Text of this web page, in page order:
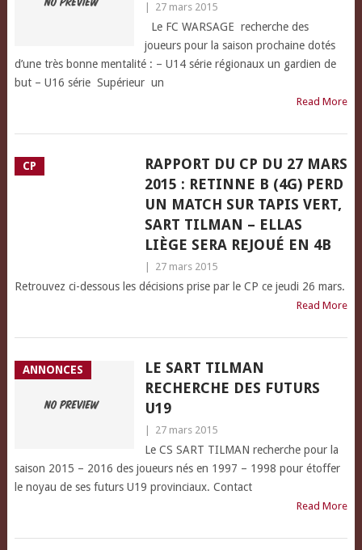
27 mars 2015
Le FC WARSAGE recherche des
joueurs pour la saison prochaine dotés
d’une très bonne mentalité : – U14 série régionaux un gardien de
but – U16 série Supérieur un
Read More
CP
RAPPORT DU CP DU 27 MARS
2015 : RETINNE B (4G) PERD
UN MATCH SUR TAPIS VERT,
SART TILMAN – ELLAS
LIÈGE SERA REJOUÉ EN 4B
27 mars 2015
Retrouvez ci-dessous les décisions prise par le CP ce jeudi 26 mars.
Read More
ANNONCES
LE SART TILMAN
RECHERCHE DES FUTURS
U19
27 mars 2015
Le CS SART TILMAN recherche pour la
saison 2015 – 2016 des joueurs nés en 1997 – 1998 pour étoffer
le noyau de ses futurs U19 provinciaux. Contact
Read More